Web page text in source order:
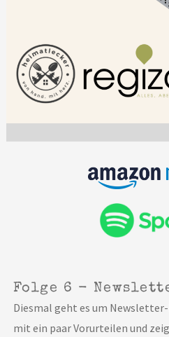
Folge 6 -
Diesmal geht es um
mit ein paar Vorurteilen und